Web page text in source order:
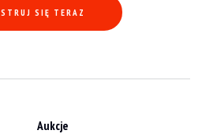
SIĘ TERAZ
Aukcje